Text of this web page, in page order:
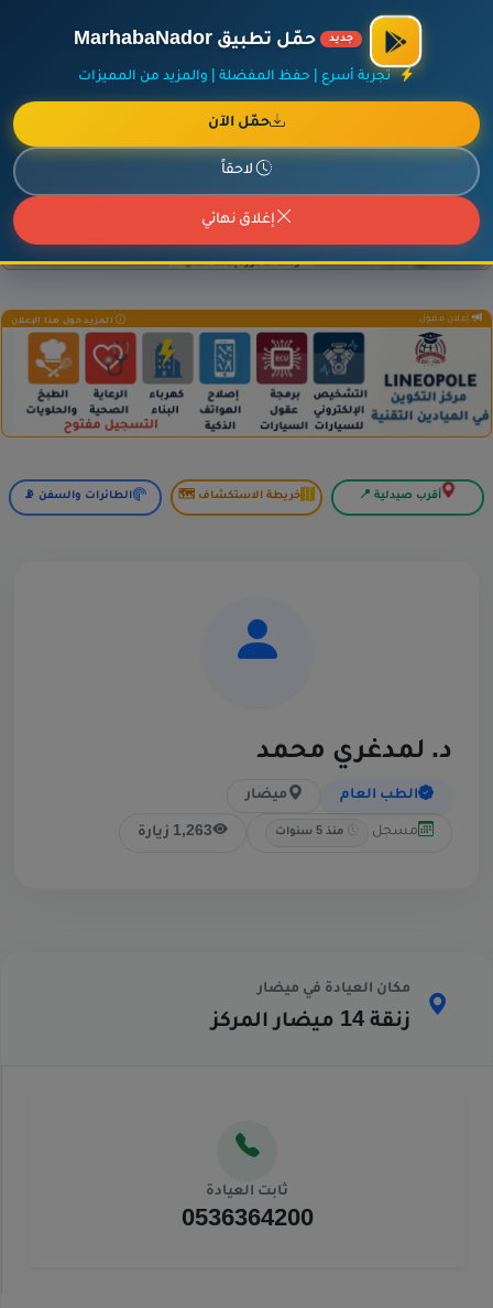
أضف نشاطك مجاناً
جديد حمّل تطبيق MarhabaNador
تجربة أسرع | حفظ المفضلة | والمزيد من المميزات
حمّل الآن
لاحقاً
إغلاق نهائي
إعلان ممول المزيد حول هذا الإعلان
إعلان ممول المزيد حول هذا الإعلان
أقرب صيدلية 📍 خريطة الاستكشاف 🗺️ الطائرات والسفن 📡
د. لمدغري محمد
الطب العام ميضار
مسجل منذ 5 سنوات 1,263 زيارة
مكان العيادة في ميضار
زنقة 14 ميضار المركز
ثابت العيادة
0536364200